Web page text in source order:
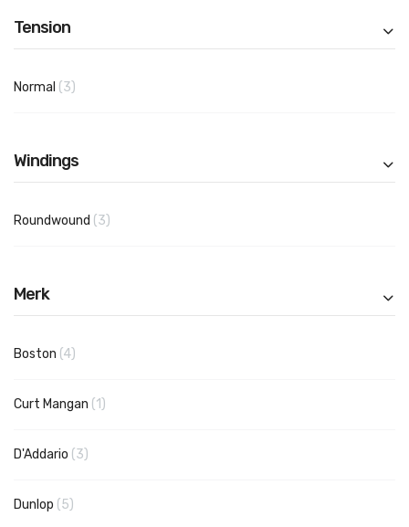
Tension
Normal 3producten
Windings
Roundwound 3producten
Merk
Boston 4producten
Curt Mangan 1product
D'Addario 3producten
Dunlop 5producten